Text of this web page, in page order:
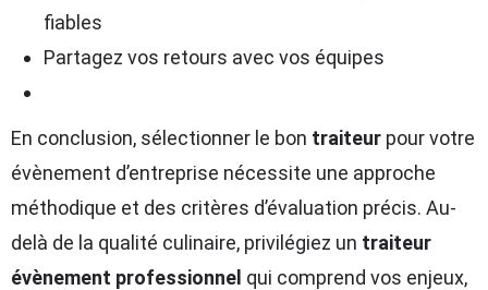
fiables
Partagez vos retours avec vos équipes
En conclusion, sélectionner le bon traiteur pour votre
évènement d’entreprise nécessite une approche
méthodique et des critères d’évaluation précis. Au-
delà de la qualité culinaire, privilégiez un traiteur
évènement professionnel qui comprend vos enjeux,